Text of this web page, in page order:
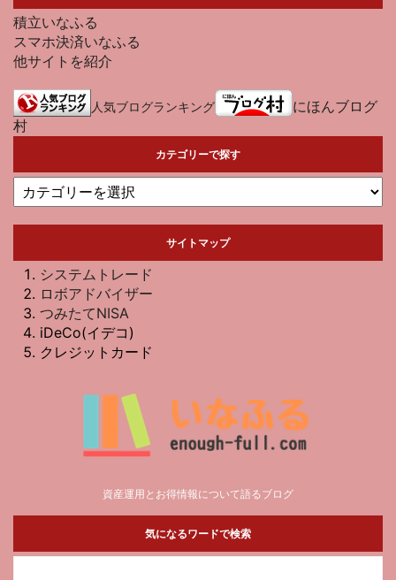
積立いなふる
スマホ決済いなふる
他サイトを紹介
人気ブログランキング
にほんブログ
村
カテゴリーで探す
サイトマップ
システムトレード
ロボアドバイザー
つみたてNISA
iDeCo(イデコ)
クレジットカード
資産運用とお得情報について語るブログ
気になるワードで検索